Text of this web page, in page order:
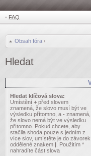
• FAQ
Obsah fóra ‹
Hledat
Hledat klíčová slova:
Umístění + před slovem
znamená, že slovo musí být ve
výsledku přítomno, a - znamená,
že slovo nemá být ve výsledku
přítomno. Pokud chcete, aby
stačila shoda pouze s jedním z
více slov, umístěte je do závorek
oddělené znakem | . Použitím *
nahradíte část slova